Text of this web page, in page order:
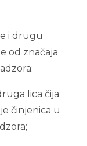
i drugu
od značaja
lica čija
činjenica u